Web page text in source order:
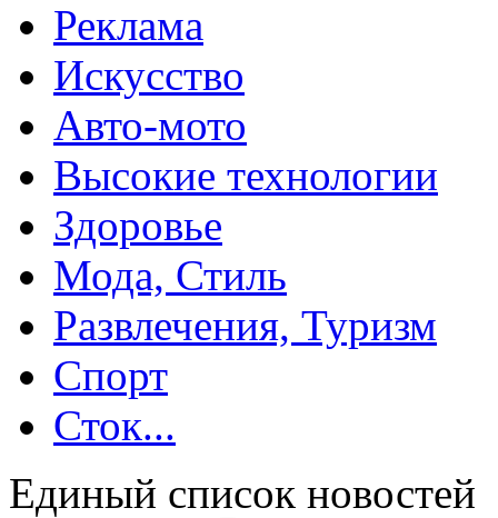
Реклама
Искусство
Авто-мото
Высокие технологии
Здоровье
Мода, Стиль
Развлечения, Туризм
Спорт
Сток...
Единый список новостей